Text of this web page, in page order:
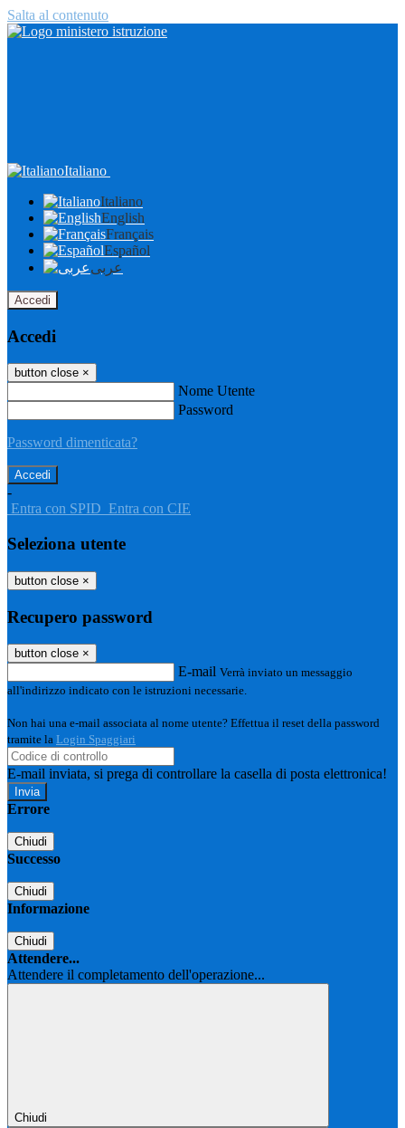
Salta al contenuto
Italiano
Italiano
English
Français
Español
عربى
Accedi
Accedi
button close ×
Nome Utente
Password
Password dimenticata?
-
Entra con SPID Entra con CIE
Seleziona utente
button close ×
Recupero password
button close ×
E-mail Verrà inviato un messaggio
all'indirizzo indicato con le istruzioni necessarie.
Non hai una e-mail associata al nome utente? Effettua il reset della password
tramite la Login Spaggiari
E-mail inviata, si prega di controllare la casella di posta elettronica!
Errore
Chiudi
Successo
Chiudi
Informazione
Chiudi
Attendere...
Attendere il completamento dell'operazione...
Chiudi